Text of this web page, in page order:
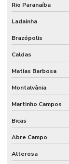
Rio Paranaíba
Ladainha
Brazópolis
Caldas
Matias Barbosa
Montalvânia
Martinho Campos
Bicas
Abre Campo
Alterosa